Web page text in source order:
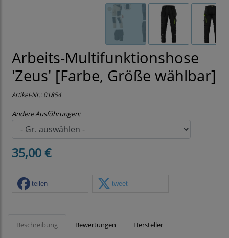
Arbeits-Multifunktionshose
'Zeus' [Farbe, Größe wählbar]
Artikel-Nr.:01854
Andere Ausführungen:
35,00 €
teilen tweet
Beschreibung Bewertungen Hersteller